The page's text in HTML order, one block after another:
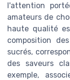
l'attention
amateurs de
haute qualité
composition
sucrés,
des saveurs
exemple,